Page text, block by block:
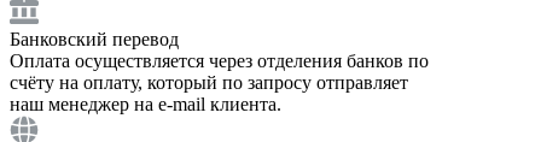
Банковский перевод
Оплата осуществляется через отделения банков по
счёту на оплату, который по запросу отправляет
наш менеджер на e-mail клиента.